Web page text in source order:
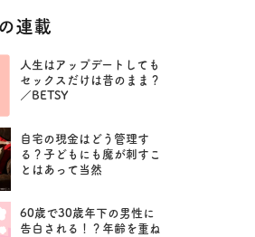
連載
人生はアップデートしても
セックスだけは昔のまま？
／BETSY
自宅の現金はどう管理す
る？子どもにも魔が刺すこ
とはあって当然
60歳で30歳年下の男性に
告白される！？年齢を重ね